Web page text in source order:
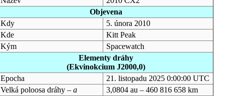
Objevena
Kdy
5. února 2010
Kde
Kitt Peak
Kým
Spacewatch
Elementy dráhy
(Ekvinokcium J2000,0)
Epocha
21. listopadu 2025 0:00:00 UTC
Velká poloosa dráhy – a
3,0804 au – 460 816 658 km